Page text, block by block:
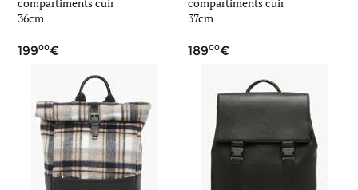
36cm
19900
37cm
18900